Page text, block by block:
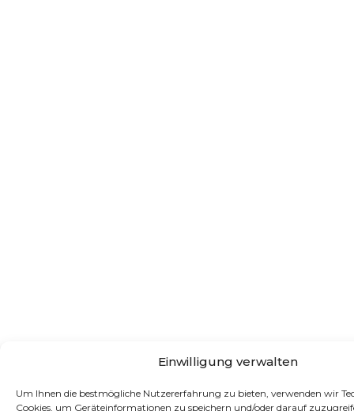
Einwilligung verwalten
Um Ihnen die bestmögliche Nutzererfahrung zu bieten, verwenden wir
Cookies, um Geräteinformationen zu speichern und/oder darauf